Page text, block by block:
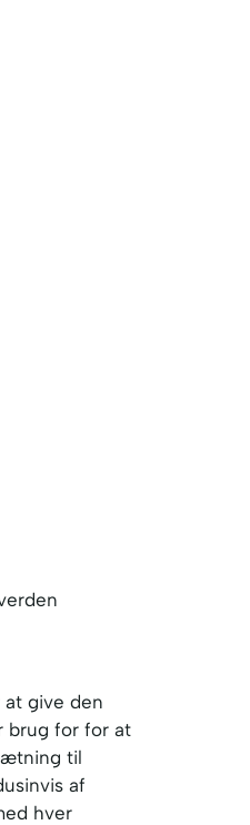
give den
brug for for at
til
af
hver